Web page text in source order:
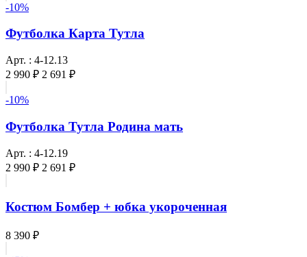
-10%
Футболка Карта Тутла
Арт. : 4-12.13
2 990 ₽ 2 691 ₽
-10%
Футболка Тутла Родина мать
Арт. : 4-12.19
2 990 ₽ 2 691 ₽
Костюм Бомбер + юбка укороченная
8 390 ₽